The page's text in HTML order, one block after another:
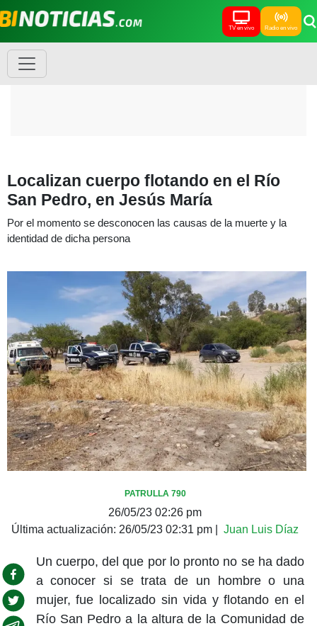
TV en vivo Radio en vivo
Localizan cuerpo flotando en el Río
San Pedro, en Jesús María
Por el momento se desconocen las causas de la muerte y la
identidad de dicha persona
PATRULLA 790
26/05/23 02:26 pm
Última actualización: 26/05/23 02:31 pm Juan Luis Díaz
Un cuerpo, del que por lo pronto no se ha dado
a conocer si se trata de un hombre o una
mujer, fue localizado sin vida y flotando en el
Río San Pedro a la altura de la Comunidad de